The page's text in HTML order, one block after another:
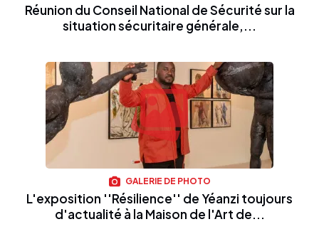
Réunion du Conseil National de Sécurité sur la
situation sécuritaire générale,...
GALERIE DE PHOTO
L'exposition ''Résilience'' de Yéanzi toujours
d'actualité à la Maison de l'Art de...